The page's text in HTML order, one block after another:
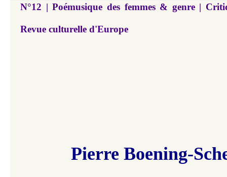
N°12 | Poémusique des femmes & genre |
Revue culturelle d'Europe
Pierre Boening-